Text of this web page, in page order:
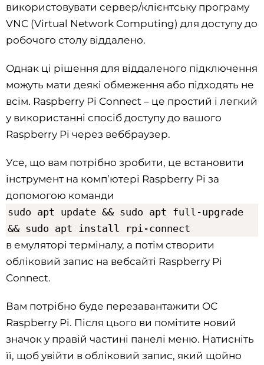
використовувати сервер/клієнтську програму
VNC (Virtual Network Computing) для доступу до
робочого столу віддалено.
Однак ці рішення для віддаленого підключення
можуть мати деякі обмеження або підходять не
всім. Raspberry Pi Connect – це простий і легкий
у використанні спосіб доступу до вашого
Raspberry Pi через веббраузер.
Усе, що вам потрібно зробити, це встановити
інструмент на комп’ютері Raspberry Pi за
допомогою команди
sudo apt update && sudo apt full-upgrade
&& sudo apt install rpi-connect
в емуляторі терміналу, а потім створити
обліковий запис на вебсайті Raspberry Pi
Connect.
Вам потрібно буде перезавантажити ОС
Raspberry Pi. Після цього ви помітите новий
значок у правій частині панелі меню. Натисніть
її, щоб увійти в обліковий запис, який щойно